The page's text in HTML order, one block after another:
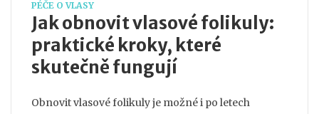
PÉČE O VLASY
Jak obnovit vlasové folikuly:
praktické kroky, které
skutečně fungují
Obnovit vlasové folikuly je možné i po letech